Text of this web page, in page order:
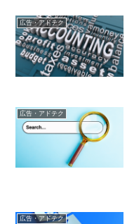
広告・アドテク
広告・アドテク
広告・アドテク